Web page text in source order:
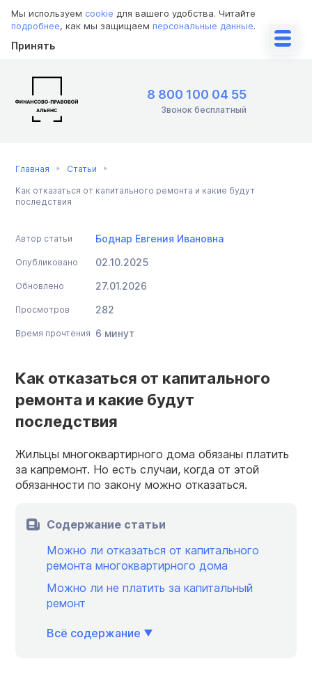
Мы используем cookie для вашего удобства. Читайте
подробнее, как мы защищаем персональные данные.
Принять
8 800 100 04 55
Звонок бесплатный
Главная Статьи
Как отказаться от капитального ремонта и какие будут
последствия
Автор статьи Боднар Евгения Ивановна
Опубликовано 02.10.2025
Обновлено 27.01.2026
Просмотров 282
Время прочтения 6 минут
Как отказаться от капитального
ремонта и какие будут
последствия
Жильцы многоквартирного дома обязаны платить
за капремонт. Но есть случаи, когда от этой
обязанности по закону можно отказаться.
Содержание статьи
Можно ли отказаться от капитального
ремонта многоквартирного дома
Можно ли не платить за капитальный
ремонт
Всё содержание